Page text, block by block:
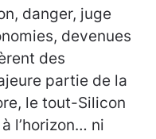
danger, juge
devenues
des
partie de la
le tout-Silicon
l’horizon… ni